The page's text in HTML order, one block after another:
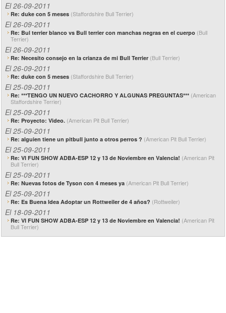
El 26-09-2011
Re: duke con 5 meses (Staffordshire Bull Terrier)
El 26-09-2011
Re: Bul terrier blanco vs Bull terrier con manchas negras en el cuerpo (Bull
Terrier)
El 26-09-2011
Re: Necesito consejo en la crianza de mi Bull Terrier (Bull Terrier)
El 26-09-2011
Re: duke con 5 meses (Staffordshire Bull Terrier)
El 25-09-2011
Re: ***TENGO UN NUEVO CACHORRO Y ALGUNAS PREGUNTAS*** (American
Staffordshire Terrier)
El 25-09-2011
Re: Proyecto: Video. (American Pit Bull Terrier)
El 25-09-2011
Re: alguien tiene un pitbull junto a otros perros ? (American Pit Bull Terrier)
El 25-09-2011
Re: VI FUN SHOW ADBA-ESP 12 y 13 de Noviembre en Valencia! (American Pit
Bull Terrier)
El 25-09-2011
Re: Nuevas fotos de Tyson con 4 meses ya (American Pit Bull Terrier)
El 25-09-2011
Re: Es Buena Idea Adoptar un Rottweiler de 4 años? (Rottweiler)
El 18-09-2011
Re: VI FUN SHOW ADBA-ESP 12 y 13 de Noviembre en Valencia! (American Pit
Bull Terrier)